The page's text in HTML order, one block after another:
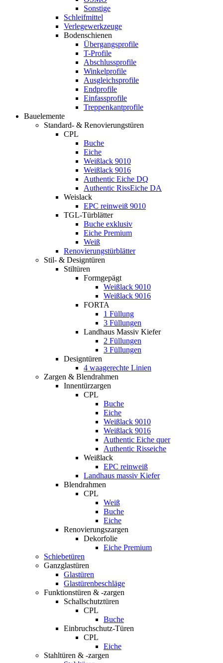
Sonstige
Schleifmittel
Verlegewerkzeuge
Bodenschienen
Übergangsprofile
T-Profile
Abschlussprofile
Winkelprofile
Ausgleichsprofile
Endprofile
Einfassprofile
Treppenkantprofile
Bauelemente
Standard- & Renovierungstüren
CPL
Buche
Eiche
Weißlack 9010
Weißlack 9016
Authentic Eiche DQ
Authentic RissEiche DA
Weislack
EPC reinweiß 9010
TGL-Türblätter
Buche exklusiv
Eiche Premium
Weiß
Renovierungstürblätter
Stil- & Designtüren
Stiltüren
Formgepägt
Weißlack 9010
Weißlack 9016
FORTA
1 Füllung
3 Füllungen
Landhaus Massiv Kiefer
2 Füllungen
3 Füllungen
Designtüren
4 waagerechte Linien
Zargen & Blendrahmen
Innentürzargen
CPL
Buche
Eiche
Weißlack 9010
Weißlack 9016
Authentic Eiche quer
Authentic Risseiche
Weißlack
EPC reinweiß
Landhaus massiv Kiefer
Blendrahmen
CPL
Weiß
Buche
Eiche
Renovierungszargen
Dekorfolie
Eiche Premium
Schiebetüren
Ganzglastüren
Glastüren
Glastürenbeschläge
Funktionstüren & -zargen
Schallschutztüren
CPL
Buche
Einbruchschutz-Türen
CPL
Eiche
Stahltüren & -zargen